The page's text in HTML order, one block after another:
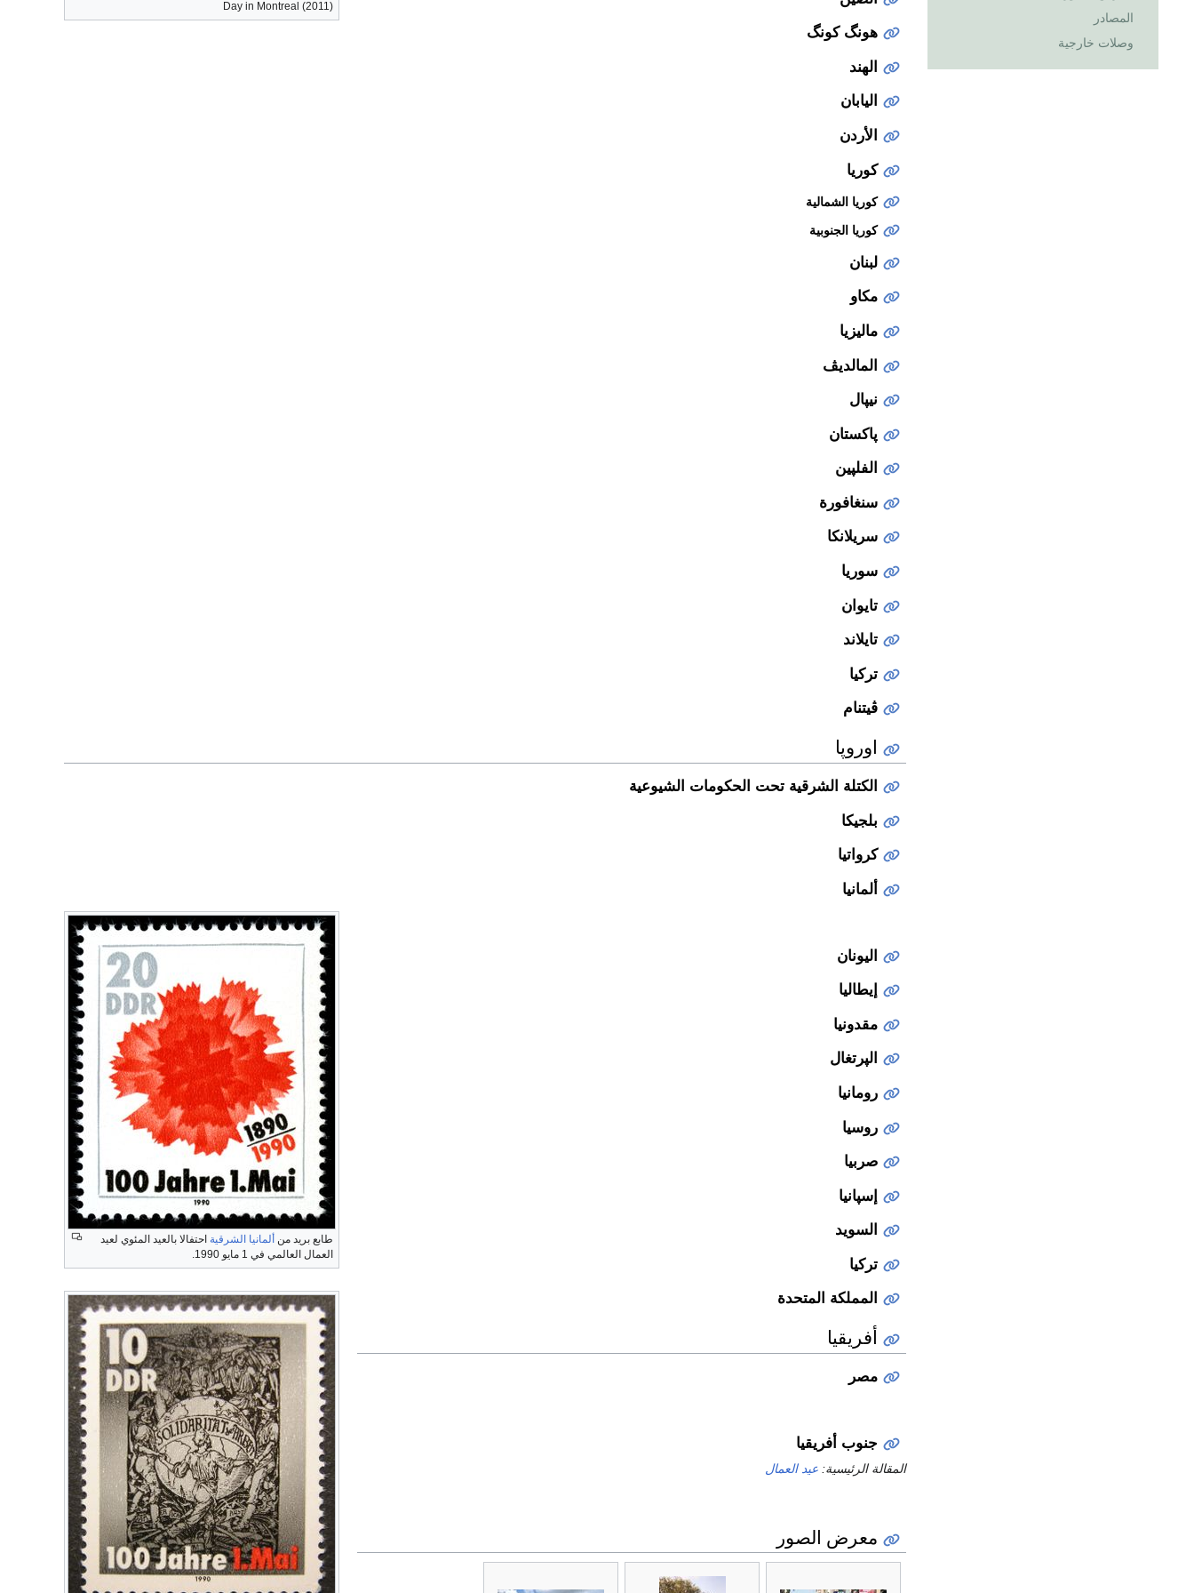
المصادر
وصلات خارجية
Day in Montreal (2011)
هونگ كونگ
الهند
اليابان
الأردن
كوريا
كوريا الشمالية
كوريا الجنوبية
لبنان
مكاو
ماليزيا
المالديڤ
نيپال
پاكستان
الفلپين
سنغافورة
سريلانكا
سوريا
تايوان
تايلاند
تركيا
ڤيتنام
اوروپا
الكتلة الشرقية تحت الحكومات الشيوعية
بلجيكا
كرواتيا
ألمانيا
طابع بريد من ألمانيا الشرقية احتفالا بالعيد المئوي لعيد
العمال العالمي في 1 مايو 1990.
اليونان
إيطاليا
مقدونيا
الپرتغال
رومانيا
روسيا
صربيا
إسپانيا
السويد
تركيا
المملكة المتحدة
أفريقيا
مصر
جنوب أفريقيا
المقالة الرئيسية: عيد العمال
معرض الصور